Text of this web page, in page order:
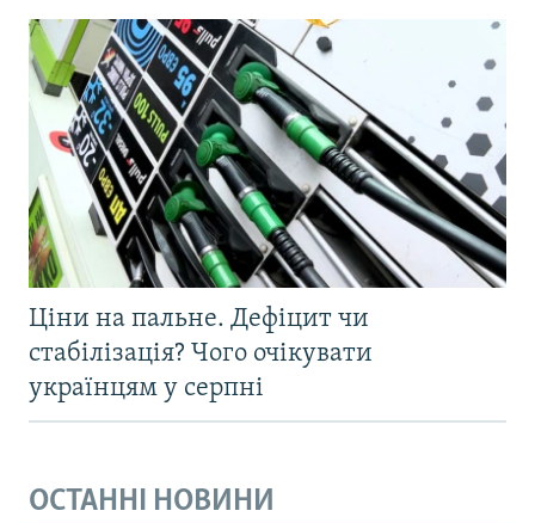
Ціни на пальне. Дефіцит чи
стабілізація? Чого очікувати
українцям у серпні
ОСТАННІ НОВИНИ